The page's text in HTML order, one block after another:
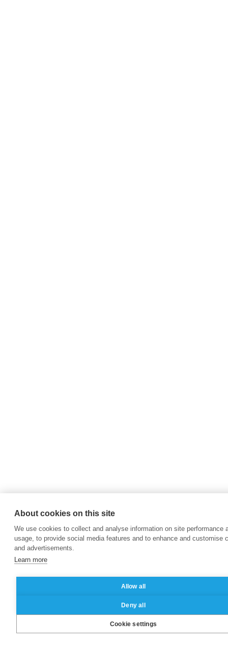
Brochure | Candidater | Contact
About cookies on this site
We use cookies to collect and analyse information on site performance
usage, to provide social media features and to enhance and customise
and advertisements.
Learn more
Allow all
Deny all
Cookie settings